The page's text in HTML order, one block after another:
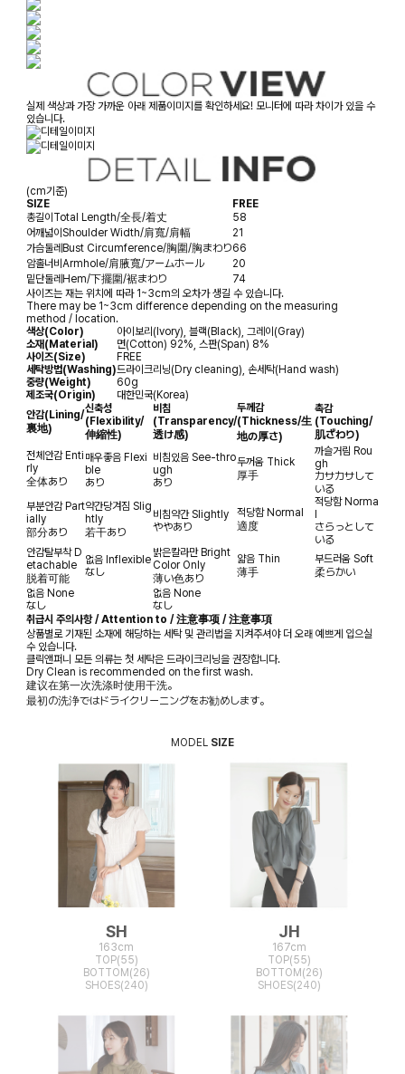
실제 색상과 가장 가까운 아래 제품이미지를 확인하세요! 모니터에 따라 차이가 있을 수
있습니다.
(cm기준)
SIZE
FREE
총길이Total Length/全長/着丈
58
어깨넓이Shoulder Width/肩寬/肩幅
21
가슴둘레Bust Circumference/胸圍/胸まわり66
암홀너비Armhole/肩腋寬/アームホール
20
밑단둘레Hem/下擺圍/裾まわり
74
사이즈는 재는 위치에 따라 1~3cm의 오차가 생길 수 있습니다.
There may be 1~3cm difference depending on the measuring
method / location.
색상(Color)
아이보리(Ivory), 블랙(Black), 그레이(Gray)
소재(Material)
면(Cotton) 92%, 스판(Span) 8%
사이즈(Size)
FREE
세탁방법(Washing)드라이크리닝(Dry cleaning), 손세탁(Hand wash)
중량(Weight)
60g
제조국(Origin)
대한민국(Korea)
안감(Lining/
裏地)
신축성
(Flexibility/
伸縮性)
비침
(Transparency/
透け感)
두께감
(Thickness/生
地の厚さ)
촉감
(Touching/
肌ざわり)
전체안감 Enti
rly
全体あり
매우좋음 Flexi
ble
あり
비침있음 See-thro
ugh
あり
두꺼움 Thick
厚手
까슬거림 Rou
gh
カサカサして
いる
부분안감 Part
ially
部分あり
약간당겨짐 Slig
htly
若干あり
비침약간Slightly
ややあり
적당함 Normal
適度
적당함 Norma
l
さらっとして
いる
안감탈부착 D
etachable
脱着可能
없음 Inflexible
なし
밝은칼라만 Bright
Color Only
薄い色あり
얇음 Thin
薄手
부드러움 Soft
柔らかい
없음 None
なし
없음 None
なし
취급시 주의사항 / Attention to / 注意事项 / 注意事項
상품별로 기재된 소재에 해당하는 세탁 및 관리법을 지켜주셔야 더 오래 예쁘게 입으실
수 있습니다.
클릭앤퍼니 모든 의류는 첫 세탁은 드라이크리닝을 권장합니다.
Dry Clean is recommended on the first wash.
建议在第一次洗涤时使用干洗。
最初の洗浄ではドライクリーニングをお勧めします。
MODEL SIZE
SH
163cm
TOP(55)
BOTTOM(26)
SHOES(240)
JH
167cm
TOP(55)
BOTTOM(26)
SHOES(240)